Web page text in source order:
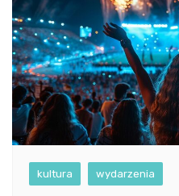
kultura wydarzenia